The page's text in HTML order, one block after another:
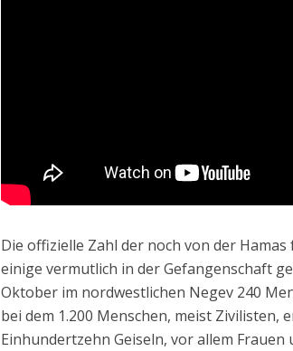
Die offizielle Zahl der noch von der
einige vermutlich in der Gefangenschaft
Oktober im nordwestlichen Negev 240
bei dem 1.200 Menschen, meist
Einhundertzehn Geiseln, vor allem